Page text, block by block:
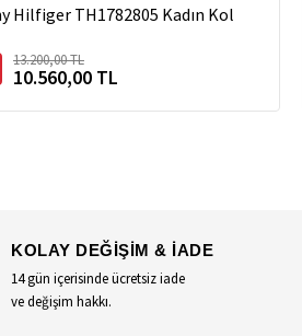
Hilfiger TH1782805 Kadın Kol
13.200,00 TL
10.560,00 TL
KOLAY DEĞİŞİM & İADE
14 gün içerisinde ücretsiz iade
ve değişim hakkı.